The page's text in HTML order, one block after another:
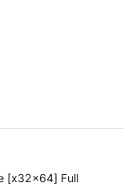
[x32x64] Full